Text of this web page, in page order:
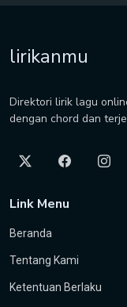
lirikanmu
Direktori lirik lagu
dengan chord dan
Link Menu
Beranda
Tentang Kami
Ketentuan Berlaku